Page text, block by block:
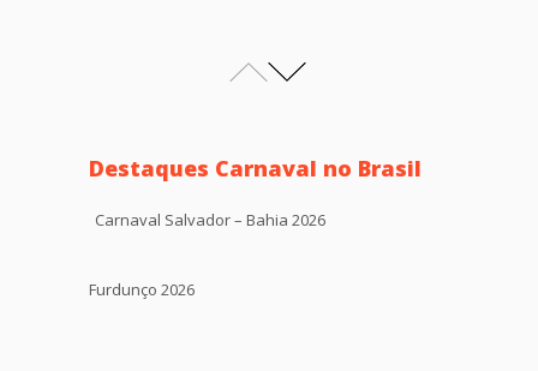
Destaques Carnaval no Brasil
Carnaval Salvador – Bahia 2026
Furdunço 2026